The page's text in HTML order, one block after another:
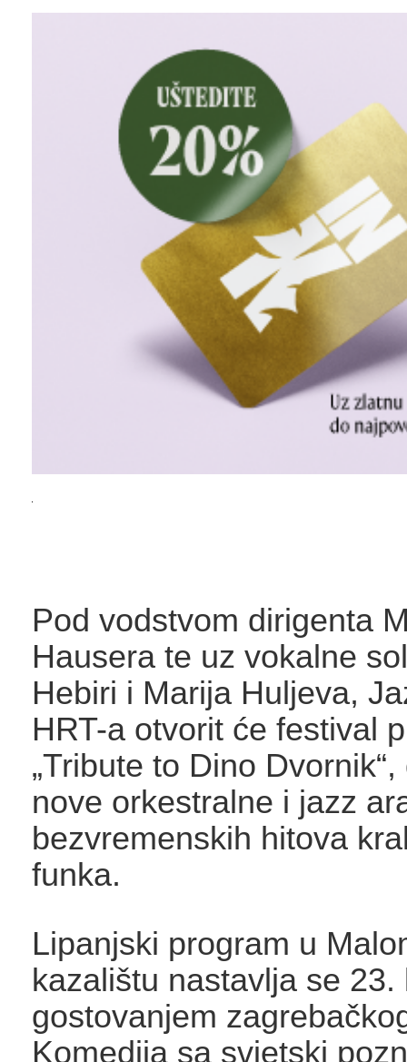
Pod vodstvom dirigenta
Hausera te uz vokalne
Hebiri i Marija Huljeva,
HRT-a otvorit će festival
„Tribute to Dino
nove orkestralne i jazz
bezvremenskih hitova
funka.
Lipanjski program u
kazalištu nastavlja se 23.
gostovanjem
Komedija sa svjetski